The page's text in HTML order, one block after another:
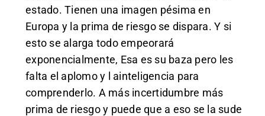
estado. Tienen una imagen pésima en
Europa y la prima de riesgo se dispara. Y si
esto se alarga todo empeorará
exponencialmente, Esa es su baza pero les
falta el aplomo y l ainteligencia para
comprenderlo. A más incertidumbre más
prima de riesgo y puede que a eso se la sude